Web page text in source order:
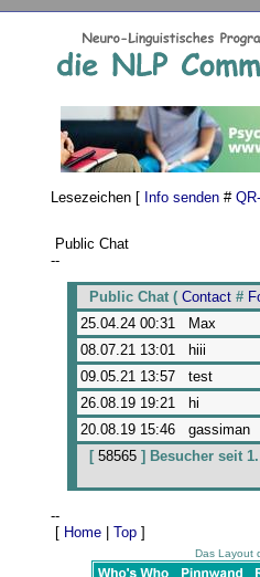
Lesezeichen [ Info senden #
Public Chat
--
Public Chat ( Contact #
25.04.24 00:31 Max
08.07.21 13:01 hiii
09.05.21 13:57 test
26.08.19 19:21 hi
20.08.19 15:46 gassiman
[ 58565 ] Besucher seit
--
[ Home Top ]
Das Layout